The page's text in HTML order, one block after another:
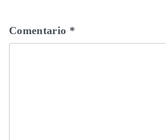
Comentario *